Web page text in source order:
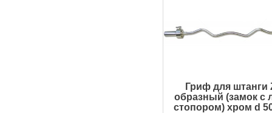
Гриф для штанги
образный (замок с
стопором) хром d